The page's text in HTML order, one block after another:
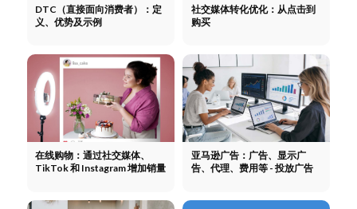
DTC（直接面向消费者）：定
义、优势及示例
社交媒体转化优化：从点击到
购买
在线购物：通过社交媒体、
TikTok 和 Instagram 增加销量
亚马逊广告：广告、显示广
告、代理、费用等 - 投放广告